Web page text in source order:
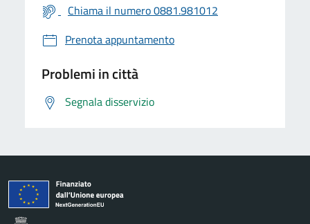
Chiama il numero 0881.981012
Prenota appuntamento
Problemi in città
Segnala disservizio